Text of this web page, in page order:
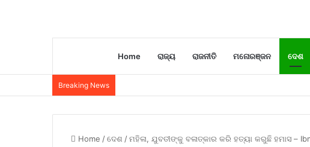
Home ରାଜ୍ୟ ରାଜନୀତି ମନୋରଞ୍ଜନ ଦେଶ
Breaking News
Home /ଦେଶ /ମହିଳା, ଯୁବତୀଙ୍କୁ ବଳାତ୍କାର କରି ହତ୍ୟା କରୁଛି ହମାସ –